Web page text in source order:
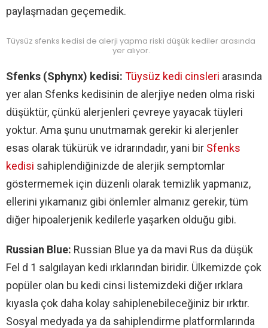
paylaşmadan geçemedik.
Tüysüz sfenks kedisi de alerji yapma riski düşük kediler arasında
yer alıyor.
Sfenks (Sphynx) kedisi: Tüysüz kedi cinsleri arasında
yer alan Sfenks kedisinin de alerjiye neden olma riski
düşüktür, çünkü alerjenleri çevreye yayacak tüyleri
yoktur. Ama şunu unutmamak gerekir ki alerjenler
esas olarak tükürük ve idrarındadır, yani bir Sfenks
kedisi sahiplendiğinizde de alerjik semptomlar
göstermemek için düzenli olarak temizlik yapmanız,
ellerini yıkamanız gibi önlemler almanız gerekir, tüm
diğer hipoalerjenik kedilerle yaşarken olduğu gibi.
Russian Blue: Russian Blue ya da mavi Rus da düşük
Fel d 1 salgılayan kedi ırklarından biridir. Ülkemizde çok
popüler olan bu kedi cinsi listemizdeki diğer ırklara
kıyasla çok daha kolay sahiplenebileceğiniz bir ırktır.
Sosyal medyada ya da sahiplendirme platformlarında